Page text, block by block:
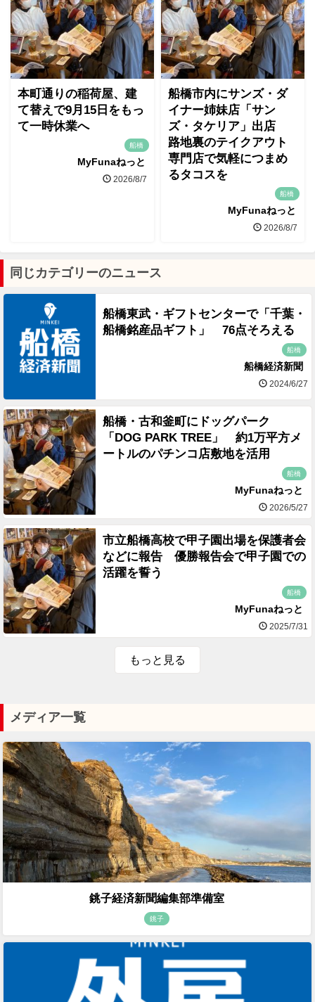
本町通りの稲荷屋、建
て替えで9月15日をもっ
て一時休業へ
船橋
MyFunaねっと
2026/8/7
船橋市内にサンズ・ダ
イナー姉妹店「サン
ズ・タケリア」出店
路地裏のテイクアウト
専門店で気軽につまめ
るタコスを
船橋
MyFunaねっと
2026/8/7
同じカテゴリーのニュース
船橋東武・ギフトセンターで「千葉・
船橋銘産品ギフト」 76点そろえる
船橋
船橋経済新聞
2024/6/27
船橋・古和釜町にドッグパーク
「DOG PARK TREE」 約1万平方メ
ートルのパチンコ店敷地を活用
船橋
MyFunaねっと
2026/5/27
市立船橋高校で甲子園出場を保護者会
などに報告 優勝報告会で甲子園での
活躍を誓う
船橋
MyFunaねっと
2025/7/31
もっと見る
メディア一覧
銚子経済新聞編集部準備室
銚子